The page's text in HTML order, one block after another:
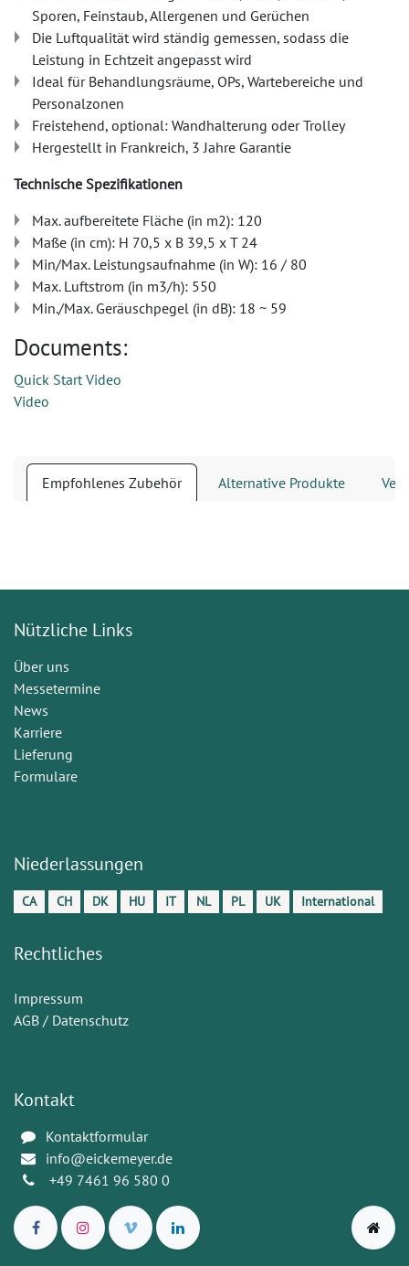
Sporen, Feinstaub, Allergenen und Gerüchen
Die Luftqualität wird ständig gemessen, sodass die
Leistung in Echtzeit angepasst wird
Ideal für Behandlungsräume, OPs, Wartebereiche und
Personalzonen
Freistehend, optional: Wandhalterung oder Trolley
Hergestellt in Frankreich, 3 Jahre Garantie
Technische Spezifikationen
Max. aufbereitete Fläche (in m2): 120
Maße (in cm): H 70,5 x B 39,5 x T 24
Min/Max. Leistungsaufnahme (in W): 16 / 80
Max. Luftstrom (in m3/h): 550
Min./Max. Geräuschpegel (in dB): 18 ~ 59
Documents:
Quick Start Video
Video
Empfohlenes Zubehör Alternative Produkte
Nützliche Links
Über uns
Messetermine
News
Karriere
Lieferung
Formulare
Niederlassungen
CA CH DK HU IT NL PL UK International
Rechtliches
Impressum
AGB / Datenschutz
Kontakt
Kontaktformular
info@eickemeyer.de
+49 7461 96 580 0